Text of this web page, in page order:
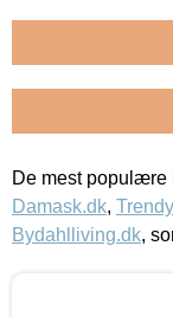
De mest populære
Damask.dk,
Bydahlliving.dk,